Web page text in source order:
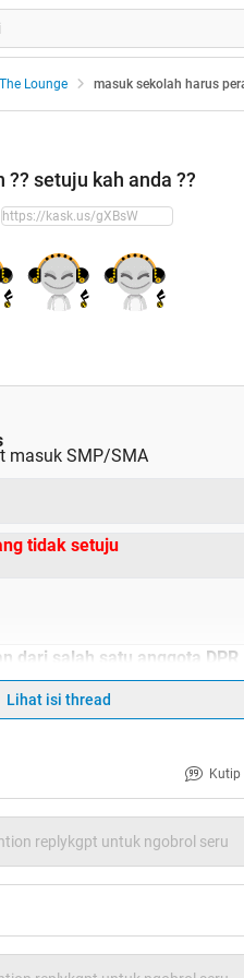
The Lounge masuk sekolah harus
setuju kah anda ??
tidak setuju
dari salah satu anggota DPR
untuk masuk sekolah
mahasiswa
Jambi Hasan Basri Agus
masuk SMP/SMA
Lihat isi thread
Kutip
replykgpt untuk ngobrol seru